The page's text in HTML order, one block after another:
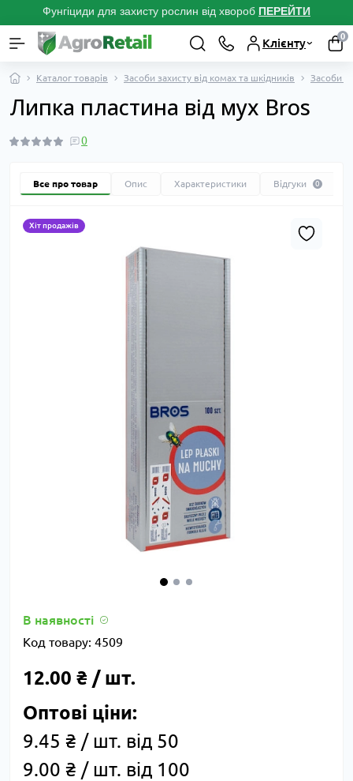
Фунгіциди для захисту рослин від хвороб ПЕРЕЙТИ
Клієнту
0
Каталог товарів Засоби захисту від комах та шкідників Засоби
Липка пластина від мух Bros
0
Все про товар Опис Характеристики Відгуки 0
Хіт продажів
В наявності
Код товару: 4509
12.00 ₴ / шт.
Оптові ціни:
9.45 ₴ / шт. від 50
9.00 ₴ / шт. від 100